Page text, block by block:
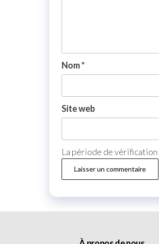
Nom*
Site web
La période de